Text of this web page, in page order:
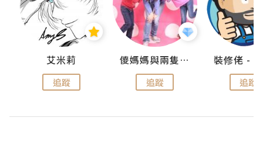
艾米莉
追蹤
儍媽媽與兩隻小魔怪之家
追蹤 追蹤